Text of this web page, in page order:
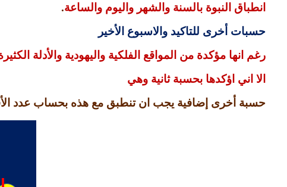
انطباق النبوة بالسنة والشهر واليوم والساعة.
حسبات أخرى للتاكيد والاسبوع الأخير
رغم انها مؤكدة من المواقع الفلكية واليهودية والأدلة
الا اني اؤكدها بحسبة ثانية وهي
حسبة أخرى إضافية يجب ان تنطبق مع هذه بحساب عدد